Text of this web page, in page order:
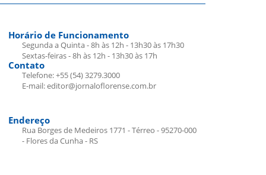
Horário de Funcionamento
Segunda a Quinta - 8h às 12h - 13h30 às 17h30
Sextas-feiras - 8h às 12h - 13h30 às 17h
Contato
Telefone: +55 (54) 3279.3000
E-mail: editor@jornaloflorense.com.br
Endereço
Rua Borges de Medeiros 1771 - Térreo - 95270-000
- Flores da Cunha - RS